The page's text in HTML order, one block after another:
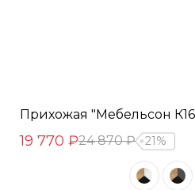
Прихожая "Мебельсон К16"
19 770 ₽24 870 ₽ 21%